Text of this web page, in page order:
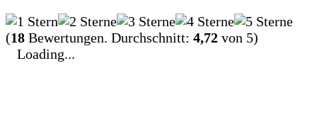
(18 Bewertungen. Durchschnitt: 4,72 von 5)
Loading...